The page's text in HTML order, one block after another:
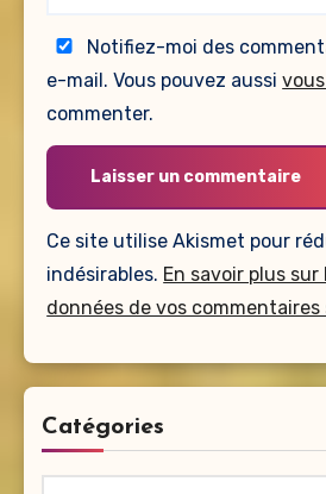
Notifiez-moi des
e-mail. Vous pouvez aussi
commenter.
Ce site utilise Akismet pour
indésirables. En savoir plus
données de vos
Catégories